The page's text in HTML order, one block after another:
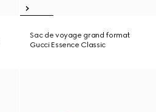
Sac de voyage grand format
Gucci Essence Classic